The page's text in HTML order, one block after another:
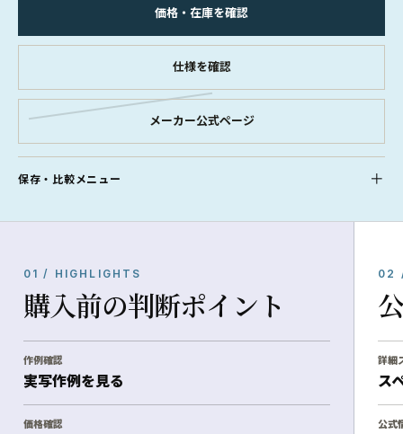
価格・在庫を確認
仕様を確認
メーカー公式ページ
保存・比較メニュー
01 / HIGHLIGHTS
購入前の判断ポイント
作例確認
実写作例を見る
価格確認
02
詳細
ス
公式